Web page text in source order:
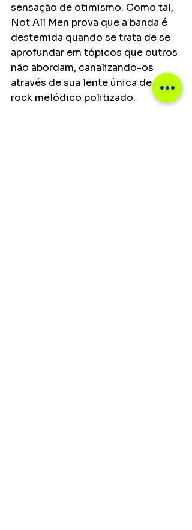
sensação de otimismo. Como tal,
Not All Men prova que a banda é
destemida quando se trata de se
aprofundar em tópicos que outros
não abordam, canalizando-os
através de sua lente única de punk
rock melódico politizado.